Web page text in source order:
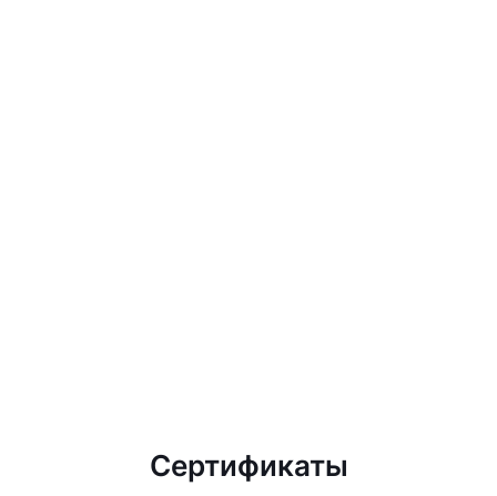
Сертификаты